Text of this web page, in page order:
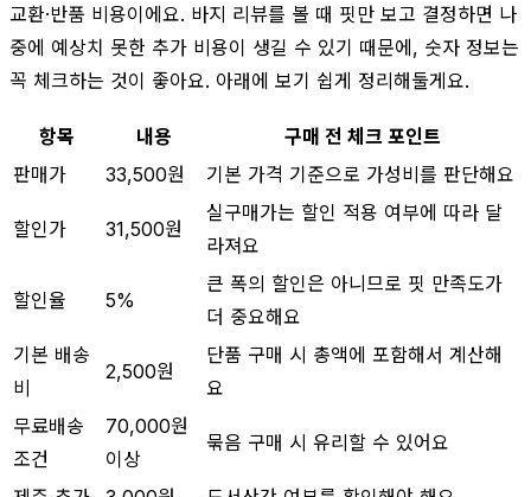
교환·반품 비용이에요. 바지 리뷰를 볼 때 핏만 보고 결정하면 나
중에 예상치 못한 추가 비용이 생길 수 있기 때문에, 숫자 정보는
꼭 체크하는 것이 좋아요. 아래에 보기 쉽게 정리해둘게요.
항목 내용
구매 전 체크 포인트
판매가
33,500원 기본 가격 기준으로 가성비를 판단해요
할인가 31,500원
실구매가는 할인 적용 여부에 따라 달
라져요
할인율 5%
큰 폭의 할인은 아니므로 핏 만족도가
더 중요해요
기본 배송
비
2,500원
단품 구매 시 총액에 포함해서 계산해
요
무료배송
조건
70,000원
이상
묶음 구매 시 유리할 수 있어요